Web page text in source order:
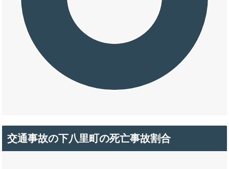
交通事故の下八里町の死亡事故割合